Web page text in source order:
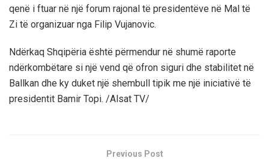
qenë i ftuar në një forum rajonal të presidentëve në Mal të
Zi të organizuar nga Filip Vujanovic.
Ndërkaq Shqipëria është përmendur në shumë raporte
ndërkombëtare si një vend që ofron siguri dhe stabilitet në
Ballkan dhe ky duket një shembull tipik me një iniciativë të
presidentit Bamir Topi. /Alsat TV/
Previous Post